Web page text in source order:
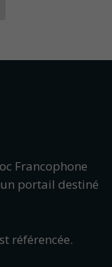
Francophone
portail destiné
référencée.